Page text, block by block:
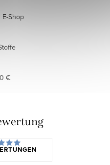
Shop
€